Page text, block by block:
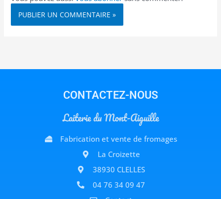
CONTACTEZ-NOUS
Laiterie du Mont-Aiguille
Fabrication et vente de fromages
La Croizette
38930 CLELLES
04 76 34 09 47